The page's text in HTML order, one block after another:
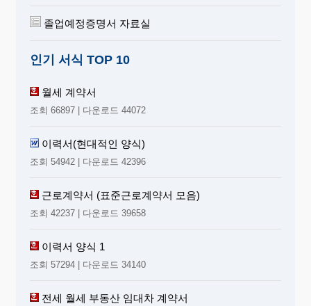
졸업예정증명서 자료실
인기 서식 TOP 10
월세 계약서
조회 66897 | 다운로드 44072
이력서(현대적인 양식)
조회 54942 | 다운로드 42396
근로계약서 (표준근로계약서 모음)
조회 42237 | 다운로드 39658
이력서 양식 1
조회 57294 | 다운로드 34140
전세 월세 부동산 임대차 계약서